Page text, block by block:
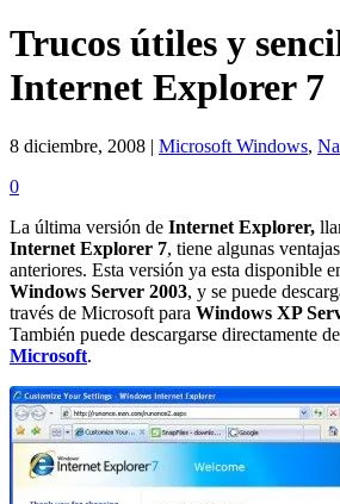
Trucos útiles y
Internet Explorer 7
8 diciembre, 2008 | Microsoft Windows,
0
La última versión de Internet Explorer,
Internet Explorer 7, tiene algunas
anteriores. Esta versión ya esta disponible
Windows Server 2003, y se puede
través de Microsoft para Windows XP
También puede descargarse directamente
Microsoft.